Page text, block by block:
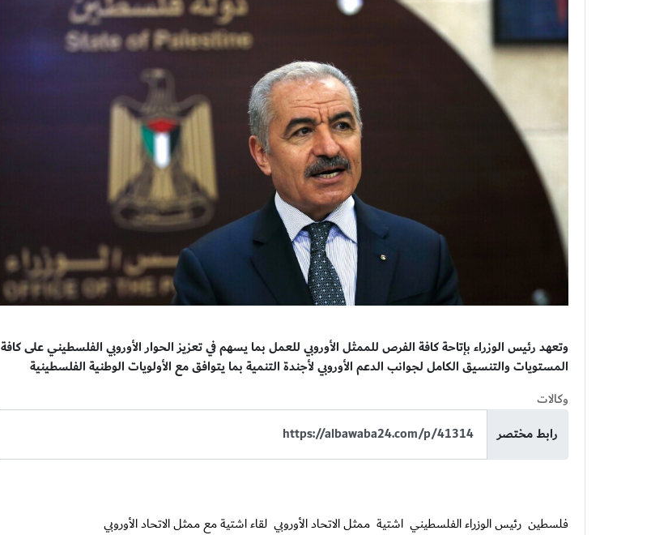
وتعهد رئيس الوزراء بإتاحة كافة الفرص للممثل الأوروبي للعمل بما يسهم في تعزيز الحوار الأوروبي الفلسطيني على كافة
المستويات والتنسيق الكامل لجوانب الدعم الأوروبي لأجندة التنمية بما يتوافق مع الأولويات الوطنية الفلسطينية
وكالات
رابط مختصر
فلسطين رئيس الوزراء الفلسطيني اشتية ممثل الاتحاد الأوروبي لقاء اشتية مع ممثل الاتحاد الأوروبي